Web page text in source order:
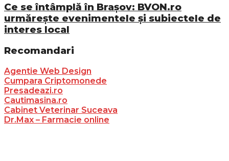
Ce se întâmplă în Brașov: BVON.ro
urmărește evenimentele și subiectele de
interes local
Recomandari
Agentie Web Design
Cumpara Criptomonede
Presadeazi.ro
Cautimasina.ro
Cabinet Veterinar Suceava
Dr.Max – Farmacie online